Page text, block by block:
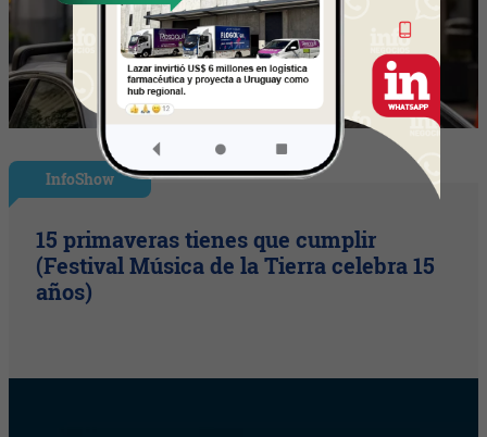
InfoShow
15 primaveras tienes que cumplir
(Festival Música de la Tierra celebra 15
años)